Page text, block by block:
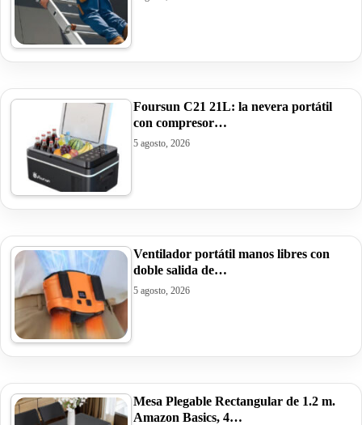
Foursun C21 21L: la nevera portátil
con compresor…
5 agosto, 2026
Ventilador portátil manos libres con
doble salida de…
5 agosto, 2026
Mesa Plegable Rectangular de 1.2 m.
Amazon Basics, 4…